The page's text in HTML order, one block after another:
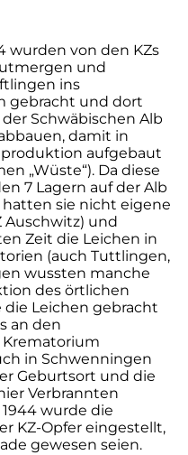
wurden von den KZs
und
ins
gebracht und dort
Schwäbischen Alb
damit in
aufgebaut
„Wüste“). Da diese
7 Lagern auf der Alb
hatten sie nicht eigene
Auschwitz) und
Zeit die Leichen in
(auch Tuttlingen,
wussten manche
des örtlichen
die Leichen gebracht
an den
in Schwenningen
Geburtsort und die
Verbrannten
wurde die
KZ-Opfer eingestellt,
gewesen seien.